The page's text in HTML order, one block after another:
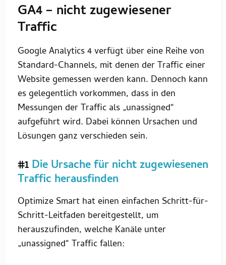
GA4 – nicht zugewiesener
Traffic
Google Analytics 4 verfügt über eine Reihe von
Standard-Channels, mit denen der Traffic einer
Website gemessen werden kann. Dennoch kann
es gelegentlich vorkommen, dass in den
Messungen der Traffic als „unassigned“
aufgeführt wird. Dabei können Ursachen und
Lösungen ganz verschieden sein.
#1Die Ursache für nicht zugewiesenen
Traffic herausfinden
Optimize Smart hat einen einfachen Schritt-für-
Schritt-Leitfaden bereitgestellt, um
herauszufinden, welche Kanäle unter
„unassigned“ Traffic fallen: